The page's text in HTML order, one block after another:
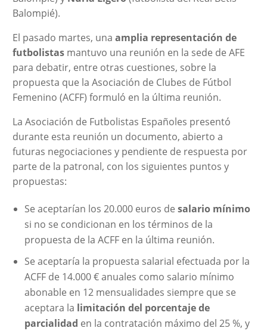
Balompié).
El pasado martes, una amplia representación de
futbolistasmantuvo una reunión en la sede de AFE
para debatir, entre otras cuestiones, sobre la
propuesta que la Asociación de Clubes de Fútbol
Femenino (ACFF) formuló en la última reunión.
La Asociación de Futbolistas Españoles presentó
durante esta reunión un documento, abierto a
futuras negociaciones y pendiente de respuesta por
parte de la patronal, con los siguientes puntos y
propuestas:
Se aceptarían los 20.000 euros de salario mínimo
si no se condicionan en los términos de la
propuesta de la ACFF en la última reunión.
Se aceptaría la propuesta salarial efectuada por la
ACFF de 14.000 € anuales como salario mínimo
abonable en 12 mensualidades siempre que se
aceptara la limitación del porcentaje de
parcialidad en la contratación máximo del 25 %, y